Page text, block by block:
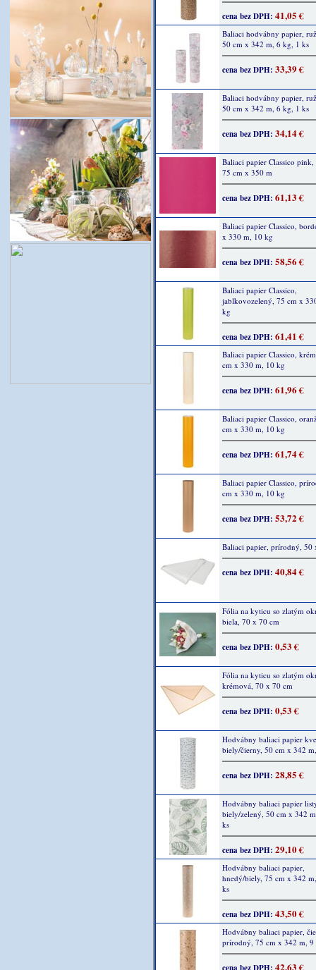
cena bez DPH: 41,05 €
Baliaci hodvábny papier,
50 cm x 342 m, 6 kg, 1 ks
cena bez DPH: 33,39 €
Baliaci hodvábny papier,
50 cm x 342 m, 6 kg, 1 ks
cena bez DPH: 34,14 €
Baliaci papier Classico
75 cm x 350 m
cena bez DPH: 61,13 €
Baliaci papier Classico,
x 330 m, 10 kg
cena bez DPH: 58,56 €
Baliaci papier Classico,
jablkovozelený, 75 cm x
kg
cena bez DPH: 61,41 €
Baliaci papier Classico,
cm x 330 m, 10 kg
cena bez DPH: 61,96 €
Baliaci papier Classico,
cm x 330 m, 10 kg
cena bez DPH: 61,74 €
Baliaci papier Classico,
cm x 330 m, 10 kg
cena bez DPH: 53,72 €
Baliaci papier, prírodný, 50
cena bez DPH: 40,84 €
Fólia na kyticu so zlatým
biela, 70 x 70 cm
cena bez DPH: 0,53 €
Fólia na kyticu so zlatým
krémová, 70 x 70 cm
cena bez DPH: 0,53 €
Hodvábny baliaci papier
biely/čierny, 50 cm x 342
cena bez DPH: 28,85 €
Hodvábny baliaci papier
biely/zelený, 50 cm x 342
ks
cena bez DPH: 29,10 €
Hodvábny baliaci papier,
hnedý/biely, 75 cm x 342
ks
cena bez DPH: 43,50 €
Hodvábny baliaci papier,
prírodný, 75 cm x 342 m, 9
42,63 €